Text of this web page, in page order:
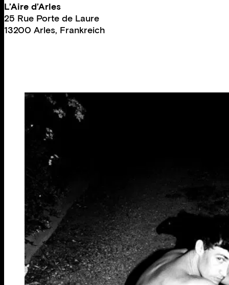
L’Aire d’Arles
25 Rue Porte de Laure
13200 Arles, Frankreich